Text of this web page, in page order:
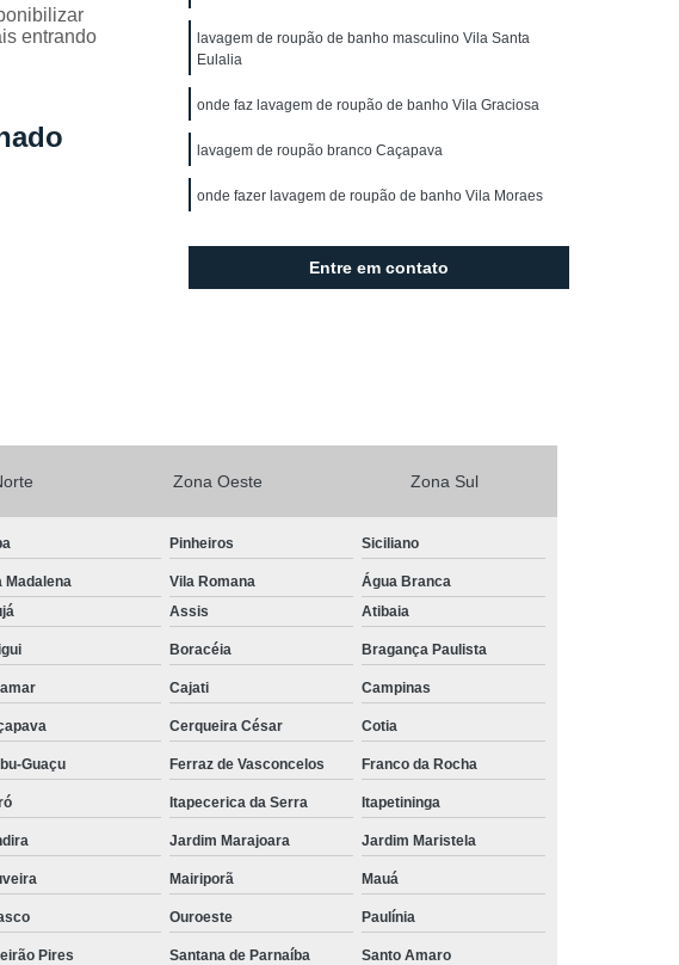
de Cabeleireiro
Locação de Capa de Corte
Corte Industrial
Locação de Capa para Barbeiro
Locação de Capa para Corte de Cabelo
de Kimono Branco
Locação de Kimono Curto
Locação de Kimono Masculino Casual
Locação de Kimono São Paulo
Adulto
Aluguel de Toalha de Banho Branca
Casal
Aluguel Toalha de Banho Fio Penteado
Banho
Locação de Toalha de Banho Algodão
e Rosto
Locação de Toalha de Banho Grande
Grande São Paulo
Locação de Toalha de Banho Grossa
Industrial
Locação de Toalha de Banho São Paulo
Manicure
Aluguel de Toalha de Pedicure
Manicure Branca
Locação de Toalha de Manicure
Branca
Locação de Toalha Manicure Pedicure
Locação de Toalha para Pedicure e Manicure
entrando
lavagem de roupão de banho masculino Vila Santa
Eulalia
onde faz lavagem de roupão de banho Vila Graciosa
lavagem de roupão branco Caçapava
onde fazer lavagem de roupão de banho Vila Moraes
Entre em contato
Zona Oeste Zona Sul
Pinheiros Siciliano
Madalena Vila Romana
Água Branca
Assis Atibaia
Boracéia Bragança Paulista
Cajati Campinas
Cerqueira César Cotia
Guaçu Ferraz de Vasconcelos Franco da Rocha
Itapecerica da Serra Itapetininga
Jardim Marajoara Jardim Maristela
Mairiporã Mauá
Ouroeste Paulínia
Pires Santana de Parnaíba Santo Amaro